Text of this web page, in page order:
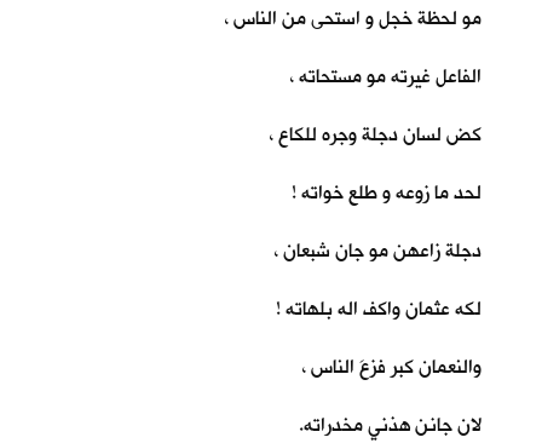
مو لحظة خجل و استحى من الناس ،
الفاعل غيرته مو مستحاته ،
كض لسان دجلة وجره للكاع ،
لحد ما زوعه و طلع خواته !
دجلة زاعهن مو جان شبعان ،
لكه عثمان واكف اله بلهاته !
والنعمان كبر فزعَ الناس ،
لان جانن هذني مخدراته.